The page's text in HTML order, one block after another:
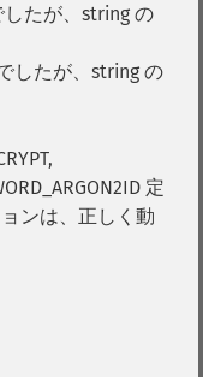
たが、string の
したが、string の
定
ンは、正しく動